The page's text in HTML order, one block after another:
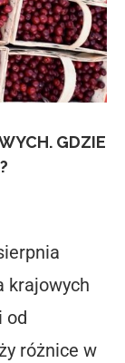
GDZIE
krajowych
od
różnice w